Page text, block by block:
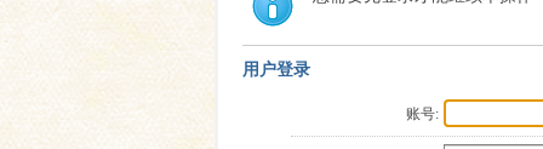
用户登录
账号: